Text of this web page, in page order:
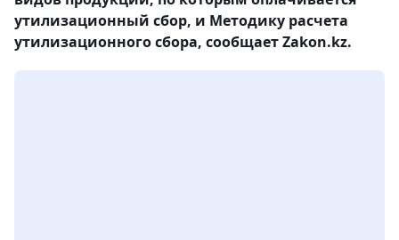
утилизационный сбор, и Методику расчета
утилизационного сбора, сообщает Zakon.kz.